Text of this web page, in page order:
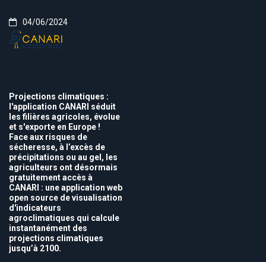
04/06/2024
Projections climatiques :
l'application CANARI séduit
les filières agricoles, évolue
et s'exporte en Europe !
Face aux risques de
sécheresse, à l’excès de
précipitations ou au gel, les
agriculteurs ont désormais
gratuitement accès à
CANARI : une application web
open source de visualisation
d'indicateurs
agroclimatiques qui calcule
instantanément des
projections climatiques
jusqu’à 2100.